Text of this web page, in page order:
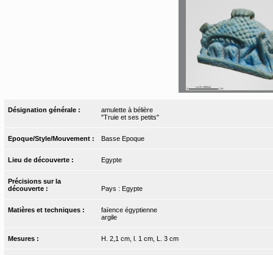
Désignation générale :
amulette à bélière
"Truie et ses petits"
Epoque/Style/Mouvement : Basse Epoque
Lieu de découverte : Egypte
Précisions sur la
découverte :
Pays : Egypte
Matières et techniques :
faïence égyptienne
argile
Mesures : H. 2,1 cm, l. 1 cm, L. 3 cm